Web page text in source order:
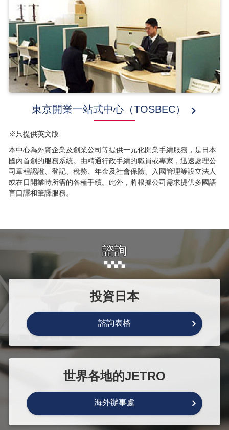
東京開業一站式中心（TOSBEC）
※只提供英文版
本中心為外資企業及創業公司等提供一元化開業手續服務，是日本
國內首創的服務系統。由精通行政手續的職員或專家，迅速處理公
司章程認證、登記、稅務、年金及社會保險、入國管理等設立法人
或在日開業時所需的各種手續。此外，將根據公司需求提供多國語
言口譯和筆譯服務。
諮詢
投資日本
諮詢表格
世界各地的JETRO
海外辦事處